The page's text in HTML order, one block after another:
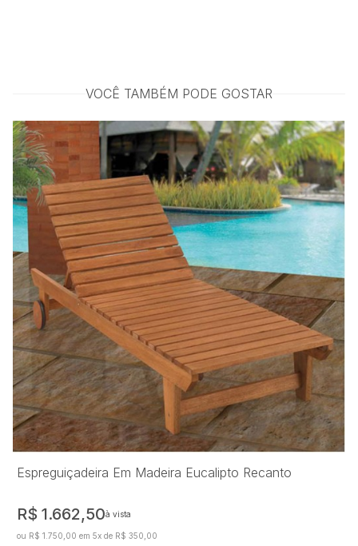
VOCÊ TAMBÉM PODE GOSTAR
Espreguiçadeira Em Madeira Eucalipto Recanto
R$ 1.662,50à vista
ou R$ 1.750,00 em 5x de R$ 350,00